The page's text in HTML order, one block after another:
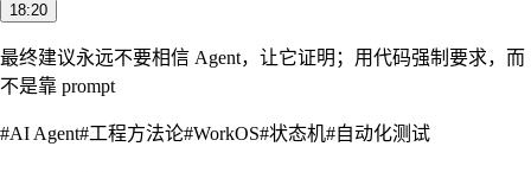
18:20
最终建议永远不要相信 Agent，让它证明；用代码强制要求，而
不是靠 prompt
#AI Agent#工程方法论#WorkOS#状态机#自动化测试